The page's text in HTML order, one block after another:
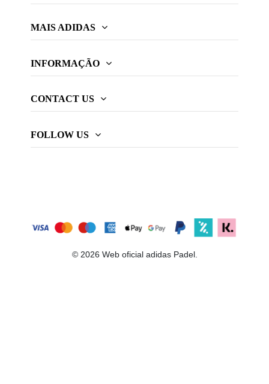
MAIS ADIDAS
INFORMAÇÃO
CONTACT US
FOLLOW US
© 2026 Web oficial adidas Padel.